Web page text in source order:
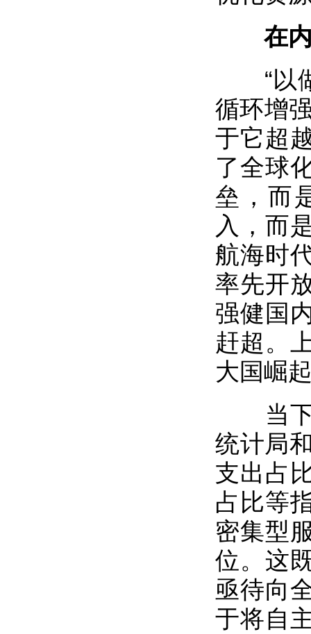
在内
“以做
循环增
于它超
了全球
垒，而
入，而
航海时
率先开
强健国
赶超。
大国崛
当下
统计局
支出占
占比等
密集型
位。这
亟待向
于将自